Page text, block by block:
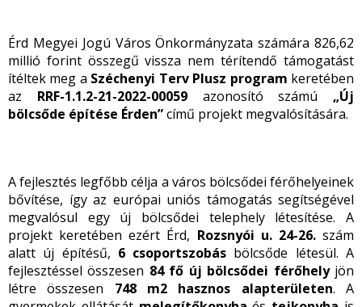
Érd Megyei Jogú Város Önkormányzata számára 826,62
millió forint összegű vissza nem térítendő támogatást
ítéltek meg a Széchenyi Terv Plusz program keretében
az RRF-1.1.2-21-2022-00059azonosító számú „Új
bölcsőde építése Érden”című projekt megvalósítására.
A fejlesztés legfőbb célja a város bölcsődei férőhelyeinek
bővítése, így az európai uniós támogatás segítségével
megvalósul egy új bölcsődei telephely létesítése. A
projekt keretében ezért Érd, Rozsnyói u. 24-26.szám
alatt új építésű, 6 csoportszobás bölcsőde létesül. A
fejlesztéssel összesen 84 fő új bölcsődei férőhelyjön
létre összesen 748 m2 hasznos alapterületen. A